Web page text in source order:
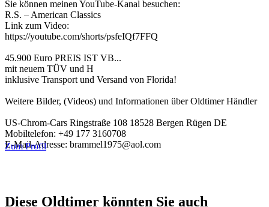
Sie können meinen YouTube-Kanal besuchen:
R.S. – American Classics
Link zum Video:
https://youtube.com/shorts/psfeIQf7FFQ
45.900 Euro PREIS IST VB...
mit neuem TÜV und H
inklusive Transport und Versand von Florida!
Weitere Bilder, (Videos) und Informationen über Oldtimer Händler
US-Chrom-Cars Ringstraße 108 18528 Bergen Rügen DE
Mobiltelefon: +49 177 3160708
E-Mail-Adresse: brammel1975@aol.com
Zum Profil
Diese Oldtimer könnten Sie auch